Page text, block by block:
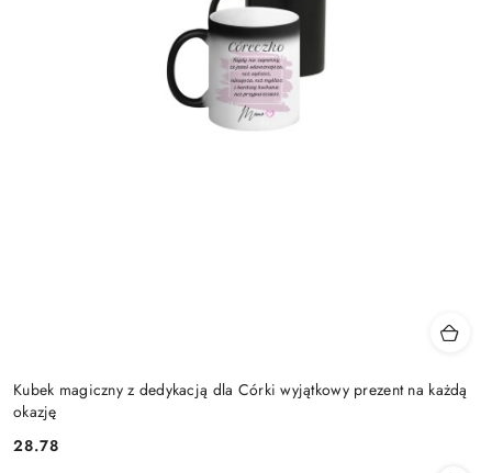
Kubek magiczny z dedykacją dla Córki wyjątkowy prezent na każdą
okazję
Cena:
28.78